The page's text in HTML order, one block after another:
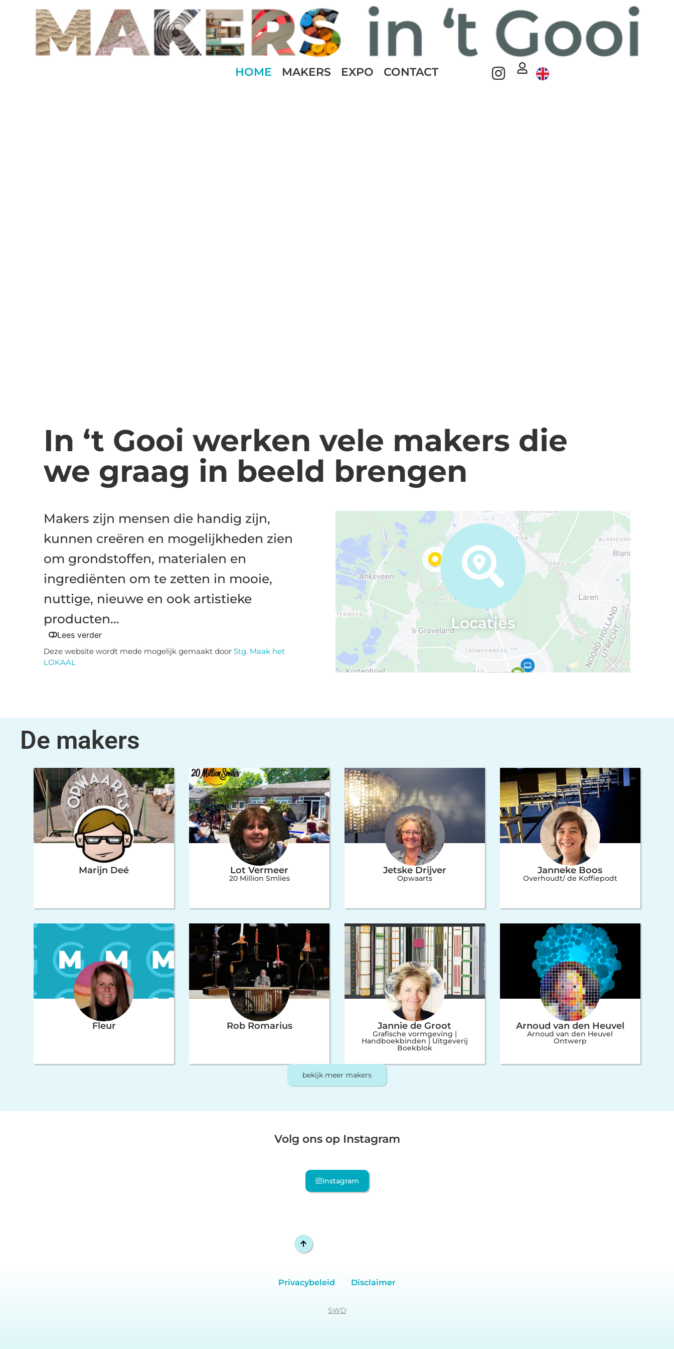
HOME MAKERS EXPO CONTACT
In ‘t Gooi werken vele makers die
we graag in beeld brengen
Makers zijn mensen die handig zijn,
kunnen creëren en mogelijkheden zien
om grondstoffen, materialen en
ingrediënten om te zetten in mooie,
nuttige, nieuwe en ook artistieke
producten…
Lees verder
Deze website wordt mede mogelijk gemaakt door Stg. Maak het
LOKAAL
Locaties
De makers
Marijn Deé Lot Vermeer
20 Million Smlies
Jetske Drijver
Opwaarts
Janneke Boos
Overhoudt/ de Koffiepodt
Fleur Rob Romarius Jannie de Groot
Grafische vormgeving |
Handboekbinden | Uitgeverij
Boekblok
Arnoud van den Heuvel
Arnoud van den Heuvel
Ontwerp
bekijk meer makers
Volg ons op Instagram
Instagram
Privacybeleid Disclaimer
SWD